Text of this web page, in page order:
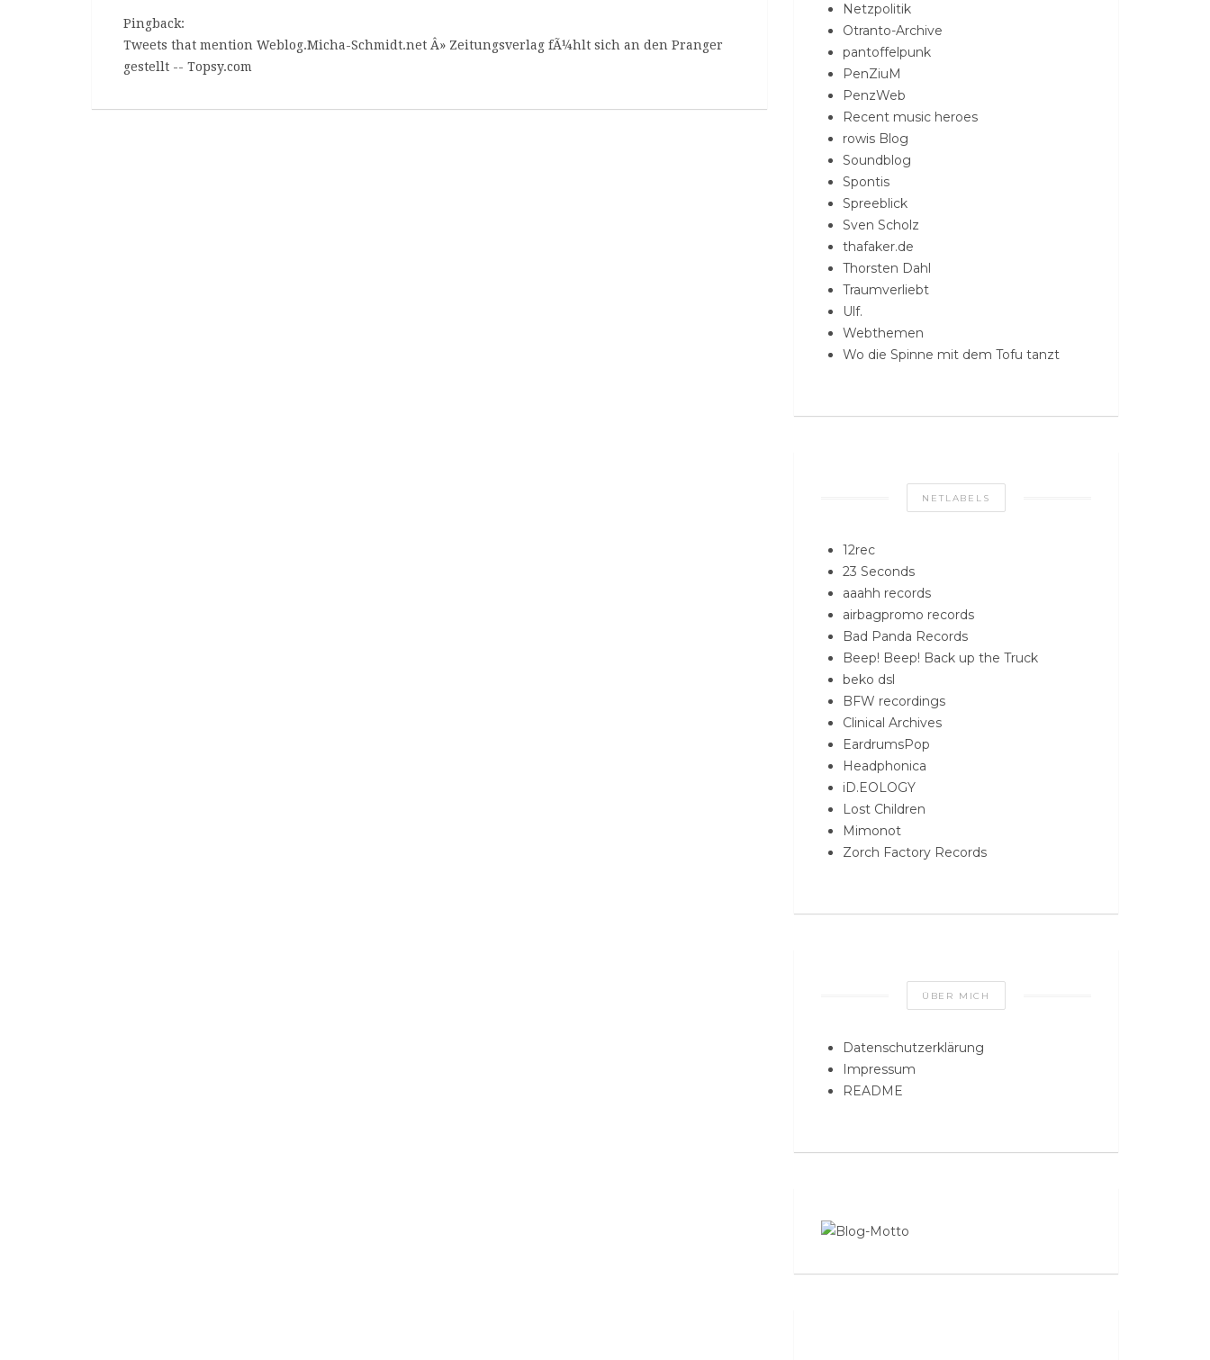
Pingback:
Tweets that mention Weblog.Micha-Schmidt.net Â» Zeitungsverlag fÃ¼hlt sich an den Pranger
gestellt -- Topsy.com
Netzpolitik
Otranto-Archive
pantoffelpunk
PenZiuM
PenzWeb
Recent music heroes
rowis Blog
Soundblog
Spontis
Spreeblick
Sven Scholz
thafaker.de
Thorsten Dahl
Traumverliebt
Ulf.
Webthemen
Wo die Spinne mit dem Tofu tanzt
NETLABELS
12rec
23 Seconds
aaahh records
airbagpromo records
Bad Panda Records
Beep! Beep! Back up the Truck
beko dsl
BFW recordings
Clinical Archives
EardrumsPop
Headphonica
iD.EOLOGY
Lost Children
Mimonot
Zorch Factory Records
ÜBER MICH
Datenschutzerklärung
Impressum
README